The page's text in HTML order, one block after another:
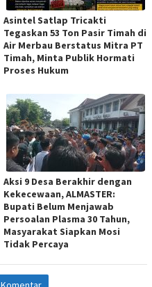
Asintel Satlap Tricakti
Tegaskan 53 Ton Pasir Timah di
Air Merbau Berstatus Mitra PT
Timah, Minta Publik Hormati
Proses Hukum
Aksi 9 Desa Berakhir dengan
Kekecewaan, ALMASTER:
Bupati Belum Menjawab
Persoalan Plasma 30 Tahun,
Masyarakat Siapkan Mosi
Tidak Percaya